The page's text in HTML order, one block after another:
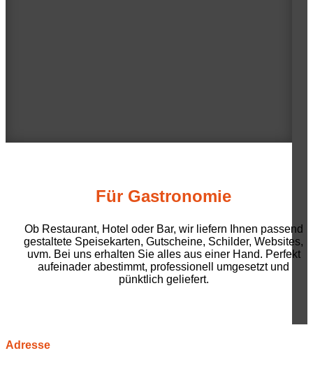
Für Gastronomie
Ob Restaurant, Hotel oder Bar, wir liefern Ihnen passend
gestaltete Speisekarten, Gutscheine, Schilder, Websites,
uvm. Bei uns erhalten Sie alles aus einer Hand. Perfekt
aufeinader abestimmt, professionell umgesetzt und
pünktlich geliefert.
Adresse